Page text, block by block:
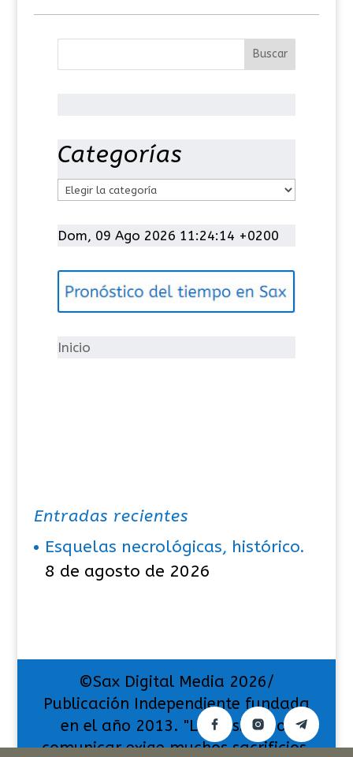
Categorías
t
g
í
Dom, 09 Ago 2026 11:24:15 +0200
Inicio
Entradas recientes
Esquelas necrológicas, histórico.
8 de agosto de 2026
©Sax Digital Media 2026/
Publicación Independiente fundada
en el año 2013. "La pasión por
comunicar exige muchos sacrificios,